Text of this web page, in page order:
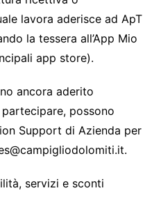
lavora aderisce ad ApT
la tessera all’App Mio
app store).
ancora aderito
possono
Support di Azienda per
servizi e sconti